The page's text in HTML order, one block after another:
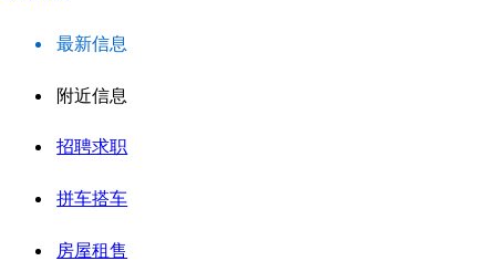
最新信息
附近信息
招聘求职
拼车搭车
房屋租售